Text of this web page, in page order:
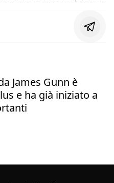
James Gunn è
e ha già iniziato a